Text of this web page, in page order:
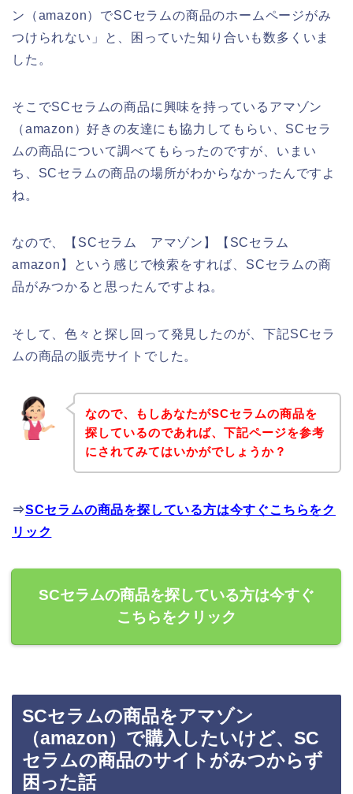
ン（amazon）でSCセラムの商品のホームページがみ
つけられない」と、困っていた知り合いも数多くいま
した。
そこでSCセラムの商品に興味を持っているアマゾン
（amazon）好きの友達にも協力してもらい、SCセラ
ムの商品について調べてもらったのですが、いまい
ち、SCセラムの商品の場所がわからなかったんですよ
ね。
なので、【SCセラム アマゾン】【SCセラム
amazon】という感じで検索をすれば、SCセラムの商
品がみつかると思ったんですよね。
そして、色々と探し回って発見したのが、下記SCセラ
ムの商品の販売サイトでした。
なので、もしあなたがSCセラムの商品を
探しているのであれば、下記ページを参考
にされてみてはいかがでしょうか？
⇒SCセラムの商品を探している方は今すぐこちらをク
リック
SCセラムの商品を探している方は今すぐ
こちらをクリック
SCセラムの商品をアマゾン
（amazon）で購入したいけど、SC
セラムの商品のサイトがみつからず
困った話